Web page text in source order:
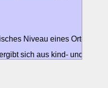
Niveau eines Ortes
sich aus kind- und